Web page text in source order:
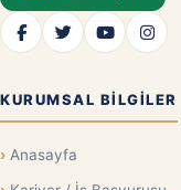
KURUMSAL BILGILER
Anasayfa